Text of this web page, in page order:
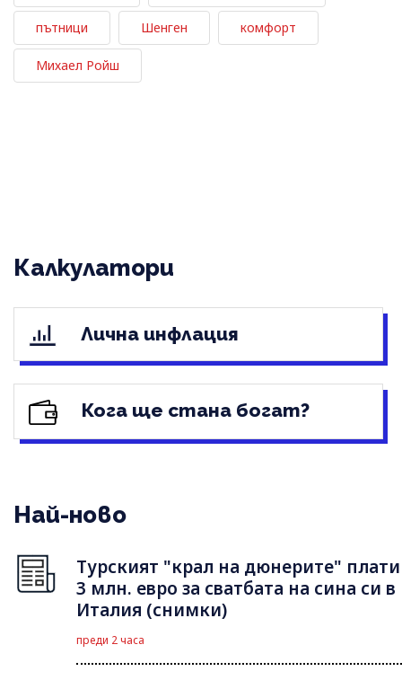
пътници Шенген комфорт
Михаел Ройш
Калкулатори
Лична инфлация
Кога ще стана богат?
Най-ново
Турският "крал на дюнерите" плати
3 млн. евро за сватбата на сина си в
Италия (снимки)
преди 2 часа